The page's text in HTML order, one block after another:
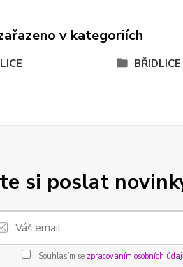
v kategoriích
si poslat
Souhlasím se zpracováním osobních